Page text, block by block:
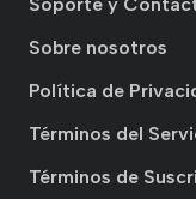
Sobre nosotros
Política de
Términos del
Términos de